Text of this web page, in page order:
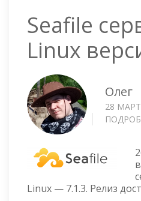
Seafile
Linux
Олег
28
Linux — 7.1.3. Релиз